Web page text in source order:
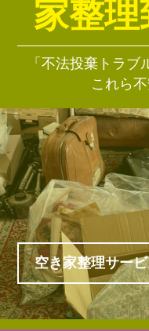
家整理
「不法投棄トラブ
これら
空き家整理サー